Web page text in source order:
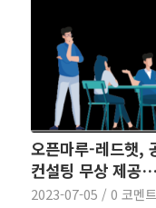
오픈마루-레드햇,
컨설팅 무상 제공
2023-07-05 / 0 코멘트